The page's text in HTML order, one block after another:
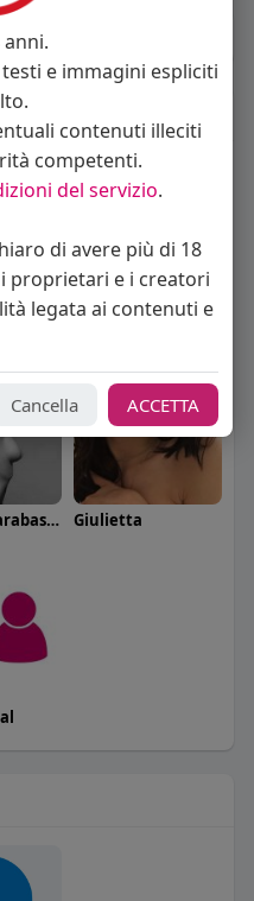
Elisa Esposito
Carolina Barabaschi Giulietta
e immagini espliciti
contenuti illeciti
competenti.
del servizio.
di avere più di 18
proprietari e i creatori
legata ai contenuti e
Cancella ACCETTA